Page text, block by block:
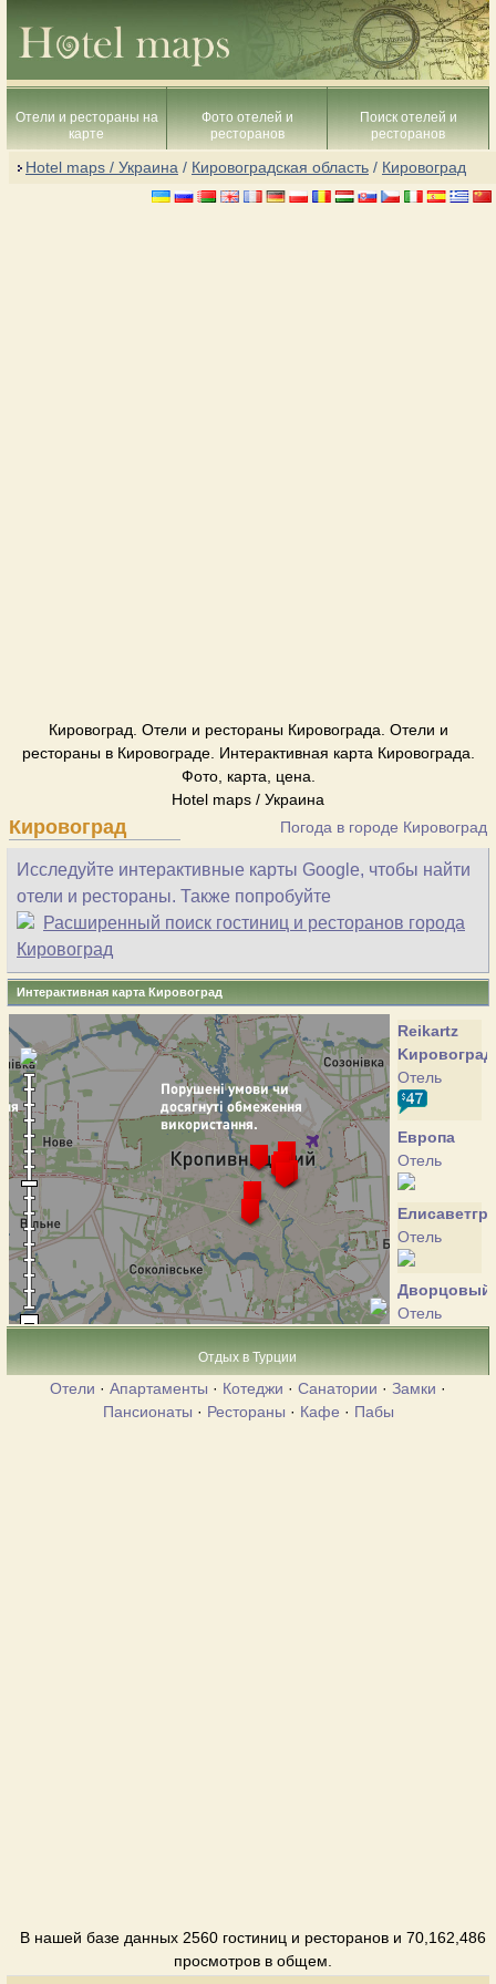
Отели и рестораны на
карте
Фото отелей и
ресторанов
Поиск отелей и
ресторанов
Hotel maps / Украина / Кировоградcкая область / Кировоград
Кировоград. Отели и рестораны Кировограда. Отели и
рестораны в Кировограде. Интерактивная карта Кировограда.
Фото, карта, цена.
Hotel maps / Украина
Кировоград Погода в городе Кировоград
Исследуйте интерактивные карты Google, чтобы найти
отели и рестораны. Также попробуйте
Расширенный поиск гостиниц и ресторанов города
Кировоград
Интерактивная карта Кировоград
Reikartz
Kировоград
Отель
Европа
Отель
Отель
Дворцовый
Отель
Джонни
Вокер
Отдых в Турции
Отели · Апартаменты · Котеджи · Санатории · Замки ·
Пансионаты · Рестораны · Кафе · Пабы
В нашей базе данных 2560 гостиниц и ресторанов и 70,162,486
просмотров в общем.